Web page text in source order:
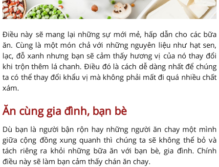
Điều này sẽ mang lại những sự mới mẻ, hấp dẫn cho các bữa
ăn. Cùng là một món chả với những nguyên liệu như hạt sen,
lạc, đỗ xanh nhưng bạn sẽ cảm thấy hương vị của nó thay đổi
khi trộn thêm lá chanh. Điều đó là cách dễ dàng nhất để chúng
ta có thể thay đổi khẩu vị mà không phải mất đi quá nhiều chất
xám.
Ăn cùng gia đình, bạn bè
Dù bạn là người bận rộn hay những người ăn chay một mình
giữa cộng đồng xung quanh thì chúng ta sẽ không thể bỏ và
tách riêng ra khỏi những bữa ăn với bạn bè, gia đình. Chính
điều này sẽ làm bạn cảm thấy chán ăn chay.